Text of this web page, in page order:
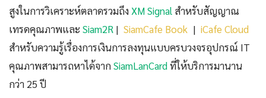
สูงในการวิเคราะห์ตลาดรวมถึง XM Signal สำหรับสัญญาณ
เทรดคุณภาพและ Siam2R | SiamCafe Book | iCafe Cloud
สำหรับความรู้เรื่องการเงินการลงทุนแบบครบวงจรอุปกรณ์ IT
คุณภาพสามารถหาได้จากSiamLanCardที่ให้บริการมานาน
กว่า 25 ปี